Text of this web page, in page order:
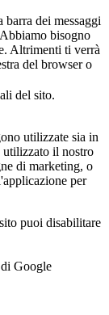
barra dei messaggi
bisogno
Altrimenti ti verrà
del browser o
del sito.
utilizzate sia in
utilizzato il nostro
di marketing, o
per
puoi disabilitare
Google